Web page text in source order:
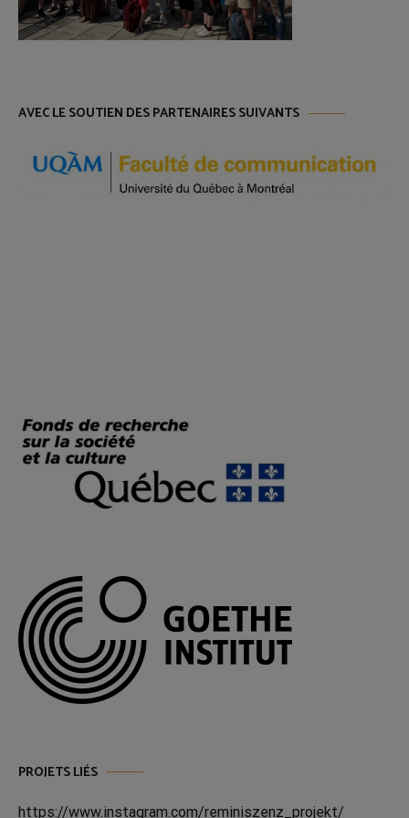
AVEC LE SOUTIEN DES PARTENAIRES SUIVANTS
PROJETS LIÉS
https://www.instagram.com/reminiszenz_projekt/